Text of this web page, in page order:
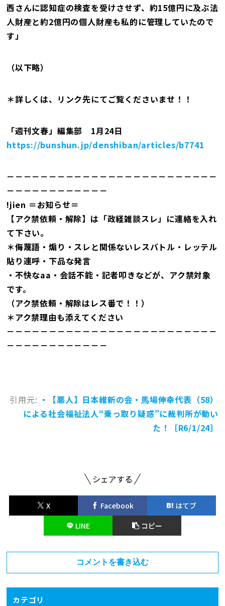
西さんに認知症の検査を受けさせず、約15億円に及ぶ法
人財産と約2億円の個人財産も私的に管理していたので
す」
（以下略）
＊詳しくは、リンク先にてご覧くださいませ！！
「週刊文春」編集部 1月24日
https://bunshun.jp/denshiban/articles/b7741
－－－－－－－－－－－－－－－－－－－－－－－－－
－－－－－－－－－－－－
!jien ＝お知らせ＝
【アク禁依頼・解除】は「政経雑談スレ」に連絡を入れ
て下さい。
＊侮蔑語・煽り・スレと関係ないレスバトル・レッテル
貼り連呼・下品な発言
・不快なaa・会話不能・記者叩きなどが、アク禁対象
です。
（アク禁依頼・解除はレス番で！！）
＊アク禁理由も添えてください
－－－－－－－－－－－－－－－－－－－－－－－－－
－－－－－－－－－－－－
引用元: ・【悪人】日本維新の会・馬場伸幸代表（58）
による社会福祉法人“乗っ取り疑惑”に裁判所が動い
た！［R6/1/24］
シェアする
X Facebook
はてブ
LINE
コピー
コメントを書き込む
カテゴリ